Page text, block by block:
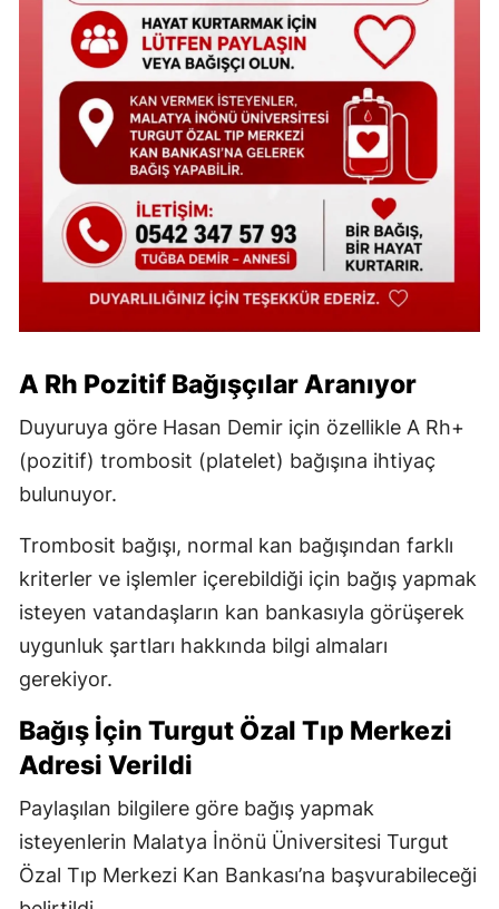
A Rh Pozitif Bağışçılar Aranıyor
Duyuruya göre Hasan Demir için özellikle A Rh+
(pozitif) trombosit (platelet) bağışına ihtiyaç
bulunuyor.
Trombosit bağışı, normal kan bağışından farklı
kriterler ve işlemler içerebildiği için bağış yapmak
isteyen vatandaşların kan bankasıyla görüşerek
uygunluk şartları hakkında bilgi almaları
gerekiyor.
Bağış İçin Turgut Özal Tıp Merkezi
Adresi Verildi
Paylaşılan bilgilere göre bağış yapmak
isteyenlerin Malatya İnönü Üniversitesi Turgut
Özal Tıp Merkezi Kan Bankası’na başvurabileceği